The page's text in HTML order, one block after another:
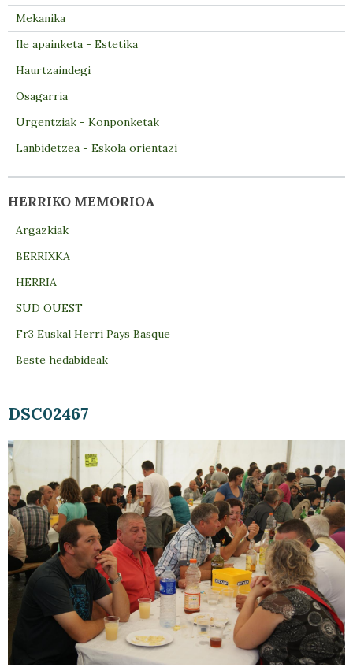
DSC02467
Mekanika
Ile apainketa - Estetika
Haurtzaindegi
Osagarria
Urgentziak - Konponketak
Lanbidetzea - Eskola orientazi
HERRIKO MEMORIOA
Argazkiak
BERRIXKA
HERRIA
SUD OUEST
Fr3 Euskal Herri Pays Basque
Beste hedabideak